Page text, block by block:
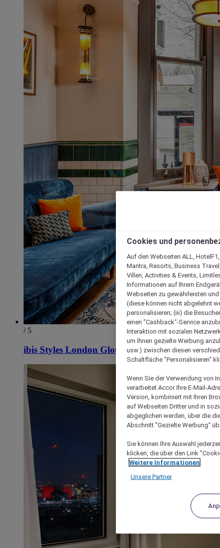
/ 5
ibis Styles London Gloucester Road
Cookies und
Auf den Webseiten ALL,
Mantra, Resorts, Business
Villen, Activities & Events,
Informationen auf Ihrem
Webseiten zu gewährleisten
(diese können nicht abgelehnt
personalisieren; (iii) die
einen "Cashback“-Service
Interaktion mit sozialen
um Ihnen gezielte Werbung
usw.) zwischen diesen
Schaltfläche "Personalisieren“
Wenn Sie der Verwendung von
verarbeitet Accor Ihre E-Mail-
Version, kombiniert mit Ihren
auf Webseiten Dritter und in
abgeglichen werden, über die
Abschnitt "Gezielte Werbung“
Sie können Ihre Auswahl
klicken, die über den Link
Weitere Informationen
Unsere Partner